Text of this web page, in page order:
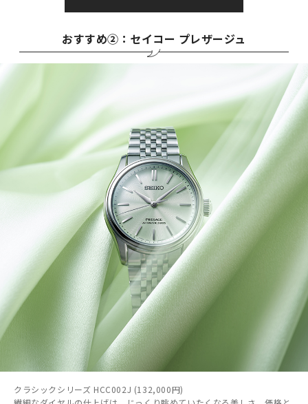
おすすめ②：セイコー プレザージュ
クラシックシリーズ HCC002J (132,000円)